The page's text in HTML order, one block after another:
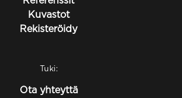
Kuvastot
Rekisteröidy
Tuki:
Ota yhteyttä